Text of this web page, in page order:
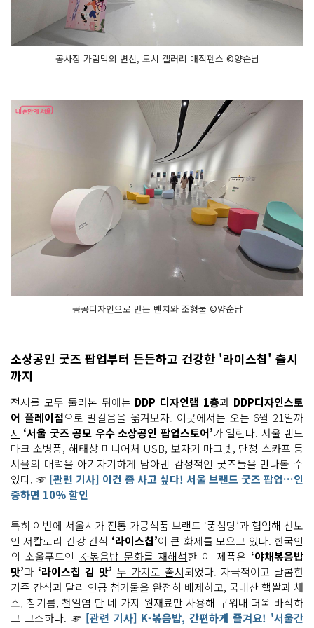
공사장 가림막의 변신, 도시 갤러리 매직펜스 ©양순남
공공디자인으로 만든 벤치와 조형물 ©양순남
소상공인 굿즈 팝업부터 든든하고 건강한 '라이스칩' 출시
까지
전시를 모두 둘러본 뒤에는 DDP 디자인랩 1층과 DDP디자인스토
어 플레이점으로 발걸음을 옮겨보자. 이곳에서는 오는 6월 21일까
지 ‘서울 굿즈 공모 우수 소상공인 팝업스토어’가 열린다. 서울 랜드
마크 소병풍, 해태상 미니어처 USB, 보자기 마그넷, 단청 스카프 등
서울의 매력을 아기자기하게 담아낸 감성적인 굿즈들을 만나볼 수
있다. ☞ [관련 기사] 이건 좀 사고 싶다! 서울 브랜드 굿즈 팝업…인
증하면 10% 할인
특히 이번에 서울시가 전통 가공식품 브랜드 ‘풍심당’과 협업해 선보
인 저칼로리 건강 간식 ‘라이스칩’이 큰 화제를 모으고 있다. 한국인
의 소울푸드인 K-볶음밥 문화를 재해석한 이 제품은 ‘야채볶음밥
맛’과 ‘라이스칩 김 맛’ 두 가지로 출시되었다. 자극적이고 달콤한
기존 간식과 달리 인공 첨가물을 완전히 배제하고, 국내산 햅쌀과 채
소, 참기름, 천일염 단 네 가지 원재료만 사용해 구워내 더욱 바삭하
고 고소하다. ☞[관련 기사] K-볶음밥, 간편하게 즐겨요! '서울간